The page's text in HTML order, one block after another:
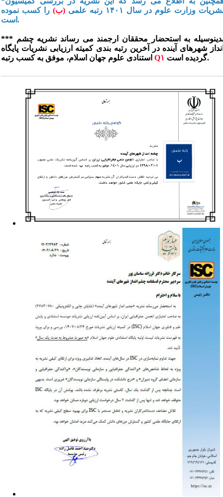
وزارت علوم در سال ۱۴۰۱ رتبه علمی
(ب) را کسب نموده
است.
*** بدینوسیله به استحضار محققان ارجمند می رساند نشریه چشم
شهرهای آینده در آخرین رتبه بندی کمیته ارزیابی نشریات پایگاه
Q۱ گردیده است.